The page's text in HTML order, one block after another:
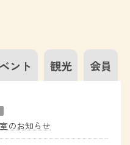
ント 観光 会員
のお知らせ